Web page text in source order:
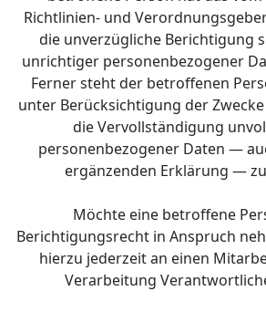
Richtlinien- und
die unverzügliche Berichtigung
unrichtiger personenbezogener
Ferner steht der betroffenen
unter Berücksichtigung der
die Vervollständigung
personenbezogener Daten —
ergänzenden Erklärung —
Möchte eine betroffene
Berichtigungsrecht in Anspruch
hierzu jederzeit an einen
Verarbeitung